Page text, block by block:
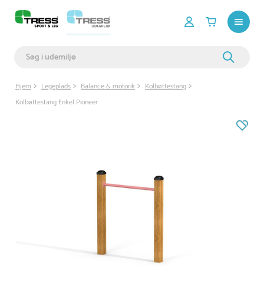
Hjem Legeplads Balance & motorik
Kolbøttestang
Kolbøttestang Enkel Pioneer